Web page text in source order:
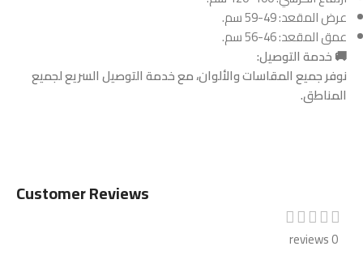
عرض المقعد: 49-59 سم.
عمق المقعد: 46-56 سم.
🚚 خدمة التوصيل:
نوفر جميع المقاسات والألوان، مع خدمة التوصيل السريع لجميع
المناطق.
Customer Reviews
0 reviews